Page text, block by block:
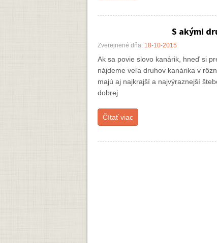
S akými
Zverejnené dňa: 18-10-2015
Ak sa povie slovo kanárik, hneď si
nájdeme veľa druhov kanárika v
majú aj najkrajší a najvýraznejší
dobrej
Čítať viac